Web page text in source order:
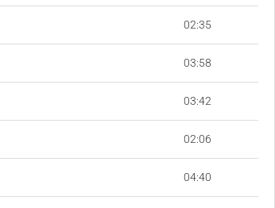
02:35
03:58
03:42
02:06
04:40